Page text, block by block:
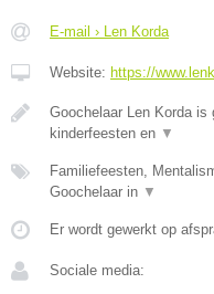
E-mail › Len Korda
Website: https://
Goochelaar Len Korda
kinderfeesten en ▼
Familiefeesten,
Goochelaar in ▼
Er wordt gewerkt op
Sociale media: